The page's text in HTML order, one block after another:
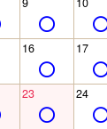
16 17
23 24